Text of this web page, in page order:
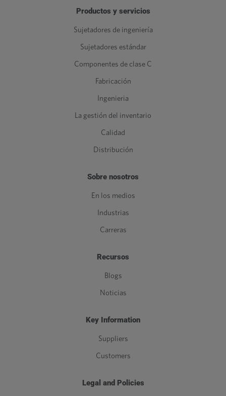
Productos y servicios
Sujetadores de ingeniería
Sujetadores estándar
Componentes de clase C
Fabricación
Ingenieria
La gestión del inventario
Calidad
Distribución
Sobre nosotros
En los medios
Industrias
Carreras
Recursos
Blogs
Noticias
Key Information
Suppliers
Customers
Legal and Policies